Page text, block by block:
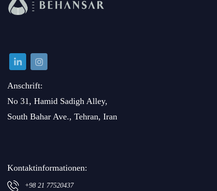
Anschrift:
No 31, Hamid Sadigh Alley,
South Bahar Ave., Tehran, Iran
Kontaktinformationen:
+98 21 77520437